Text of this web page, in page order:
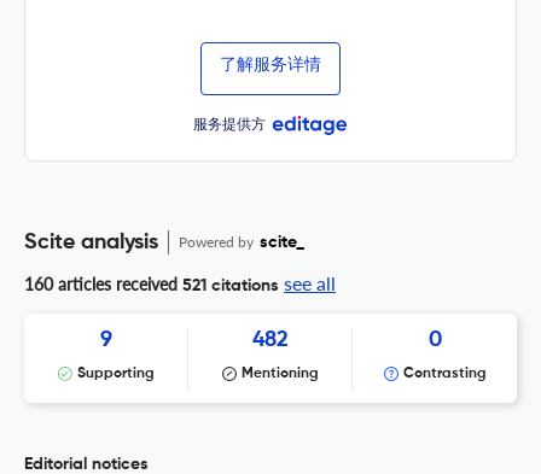
了解服务详情
服务提供方
Scite analysis Powered by scite_
160 articles received 521 citations see all
9
Supporting
482
Mentioning
0
Contrasting
Editorial notices